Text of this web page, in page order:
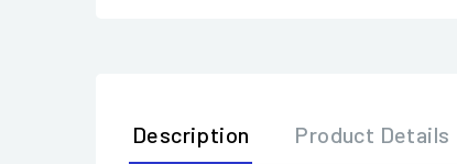
Description Product Details